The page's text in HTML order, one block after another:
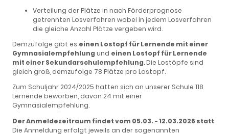
Verteilung der Plätze in nach Förderprognose
getrennten Losverfahren wobei in jedem Losverfahren
die gleiche Anzahl Plätze vergeben wird.
Demzufolge gibt es einen Lostopf für Lernende mit einer
Gymnasialempfehlung und einen Lostopf für Lernende
mit einer Sekundarschulempfehlung. Die Lostöpfe sind
gleich groß, demzufolge 78 Plätze pro Lostopf.
Zum Schuljahr 2024/2025 hatten sich an unserer Schule 118
Lernende beworben, davon 24 mit einer
Gymnasialempfehlung.
Der Anmeldezeitraum findet vom 05.03. - 12.03.2026 statt.
Die Anmeldung erfolgt jeweils an der sogenannten